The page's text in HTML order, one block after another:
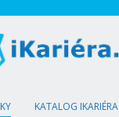
KATALOG IKARIÉRA